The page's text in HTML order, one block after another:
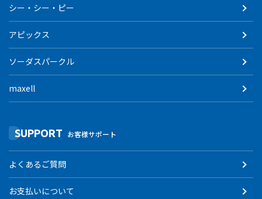
シー・シー・ピー
アピックス
ソーダスパークル
maxell
SUPPORT お客様サポート
よくあるご質問
お支払いについて